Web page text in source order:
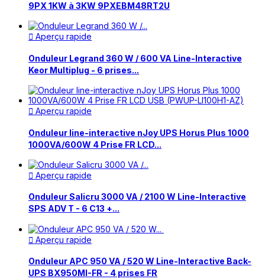
9PX 1KW à 3KW 9PXEBM48RT2U
 Aperçu rapide
Onduleur Legrand 360 W / 600 VA Line-Interactive
Keor Multiplug - 6 prises...
 Aperçu rapide
Onduleur line-interactive nJoy UPS Horus Plus 1000
1000VA/600W 4 Prise FR LCD...
 Aperçu rapide
Onduleur Salicru 3000 VA / 2100 W Line-Interactive
SPS ADV T - 6 C13 +...
 Aperçu rapide
Onduleur APC 950 VA / 520 W Line-Interactive Back-
UPS BX950MI-FR - 4 prises FR